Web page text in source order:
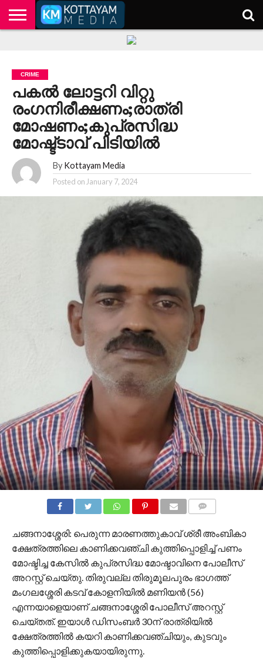
CRIME
പകൽ ലോട്ടറി വിറ്റു
രംഗനിരീക്ഷണം;രാത്രി
മോഷണം;കുപ്രസിദ്ധ
മോഷ്ട്ടാവ് പിടിയിൽ
By Kottayam Media
Posted on January 7, 2024
ചങ്ങനാശ്ശേരി: പെരുന്ന മാരണത്തുകാവ് ശ്രീ അംബികാ
ക്ഷേത്രത്തിലെ കാണിക്കവഞ്ചി കുത്തിപ്പൊളിച്ച് പണം
മോഷ്ടിച്ച കേസിൽ കുപ്രസിദ്ധ മോഷ്ടാവിനെ പോലീസ്
അറസ്റ്റ് ചെയ്തു. തിരുവല്ല തിരുമൂലപുരം ഭാഗത്ത്
മംഗലശ്ശേരി കടവ് കോളനിയിൽ മണിയൻ (56)
എന്നയാളെയാണ് ചങ്ങനാശ്ശേരി പോലീസ് അറസ്റ്റ്
ചെയ്തത്. ഇയാൾ ഡിസംബർ 30ന് രാത്രിയിൽ
ക്ഷേത്രത്തിൽ കയറി കാണിക്കവഞ്ചിയും, കുടവും
കുത്തിപ്പൊളിക്കുകയായിരുന്നു.